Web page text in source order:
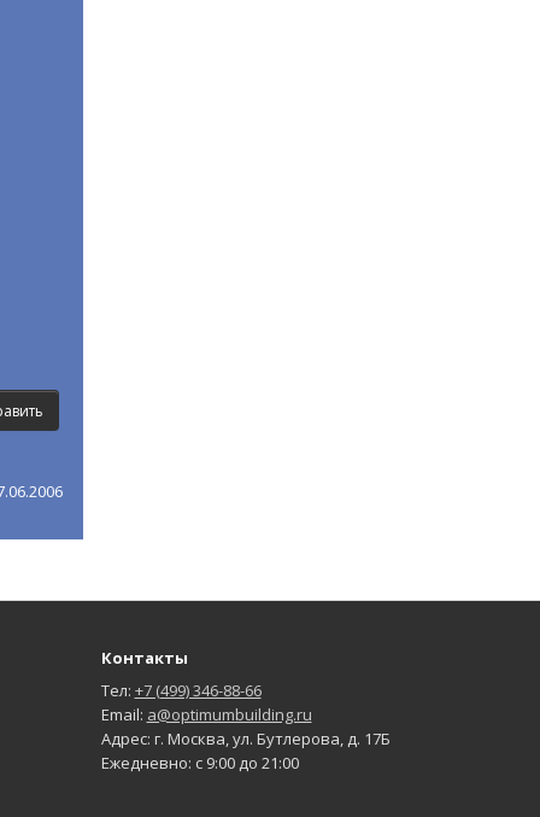
Контакты
Тел: +7 (499) 346-88-66
Email: a@optimumbuilding.ru
Адрес: г. Москва, ул. Бутлерова, д. 17Б
Ежедневно: с 9:00 до 21:00